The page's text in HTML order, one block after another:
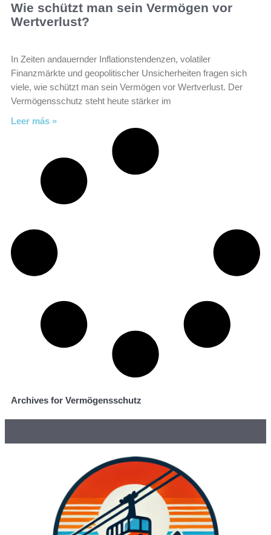
Wie schützt man sein Vermögen vor
Wertverlust?
In Zeiten andauernder Inflationstendenzen, volatiler
Finanzmärkte und geopolitischer Unsicherheiten fragen sich
viele, wie schützt man sein Vermögen vor Wertverlust. Der
Vermögensschutz steht heute stärker im
Leer más »
Archives for Vermögensschutz